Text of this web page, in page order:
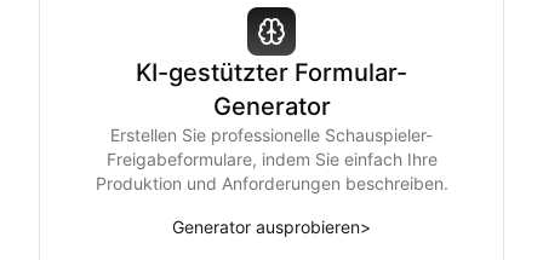
KI-gestützter Formular-
Generator
Erstellen Sie professionelle Schauspieler-
Freigabeformulare, indem Sie einfach Ihre
Produktion und Anforderungen beschreiben.
Generator ausprobieren>